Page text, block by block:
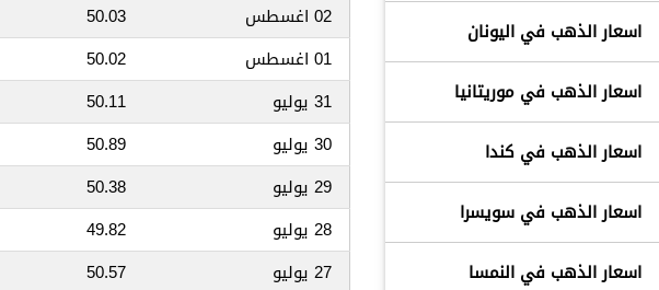
اسعار الذهب في اليونان
اسعار الذهب في موريتانيا
اسعار الذهب في كندا
اسعار الذهب في سويسرا
اسعار الذهب في النمسا
02 اغسطس
50.03
01 اغسطس
50.02
31 يوليو
50.11
30 يوليو
50.89
29 يوليو
50.38
28 يوليو
49.82
27 يوليو
50.57